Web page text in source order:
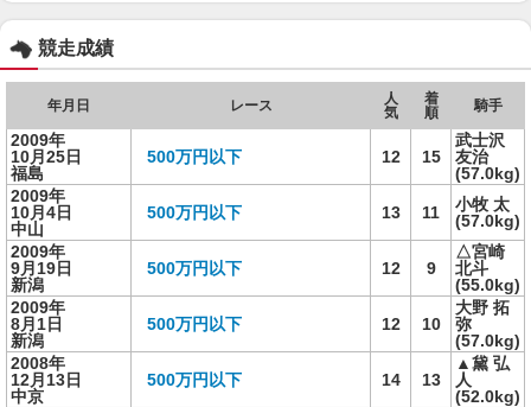
競走成績
年月日 レース
人
気
着
順
騎手
2009年
10月25日
福島
500万円以下 12 15
武士沢
友治
(57.0kg)
2009年
10月4日
中山
500万円以下 13 11
小牧 太
(57.0kg)
2009年
9月19日
新潟
500万円以下 12 9
△宮崎
北斗
(55.0kg)
2009年
8月1日
新潟
500万円以下 12 10
大野 拓
弥
(57.0kg)
2008年
12月13日
中京
500万円以下 14 13
▲黛 弘
人
(52.0kg)